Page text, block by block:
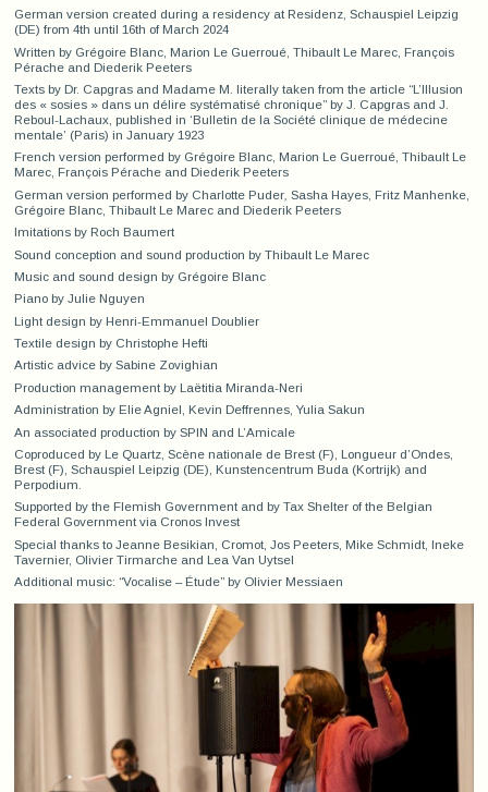
German version created during a residency at Residenz, Schauspiel Leipzig
(DE) from 4th until 16th of March 2024
Written by Grégoire Blanc, Marion Le Guerroué, Thibault Le Marec, François
Pérache and Diederik Peeters
Texts by Dr. Capgras and Madame M. literally taken from the article “L’Illusion
des « sosies » dans un délire systématisé chronique” by J. Capgras and J.
Reboul-Lachaux, published in ‘Bulletin de la Société clinique de médecine
mentale’ (Paris) in January 1923
French version performed by Grégoire Blanc, Marion Le Guerroué, Thibault Le
Marec, François Pérache and Diederik Peeters
German version performed by Charlotte Puder, Sasha Hayes, Fritz Manhenke,
Grégoire Blanc, Thibault Le Marec and Diederik Peeters
Imitations by Roch Baumert
Sound conception and sound production by Thibault Le Marec
Music and sound design by Grégoire Blanc
Piano by Julie Nguyen
Light design by Henri-Emmanuel Doublier
Textile design by Christophe Hefti
Artistic advice by Sabine Zovighian
Production management by Laëtitia Miranda-Neri
Administration by Elie Agniel, Kevin Deffrennes, Yulia Sakun
An associated production by SPIN and L’Amicale
Coproduced by Le Quartz, Scène nationale de Brest (F), Longueur d’Ondes,
Brest (F), Schauspiel Leipzig (DE), Kunstencentrum Buda (Kortrijk) and
Perpodium.
Supported by the Flemish Government and by Tax Shelter of the Belgian
Federal Government via Cronos Invest
Special thanks to Jeanne Besikian, Cromot, Jos Peeters, Mike Schmidt, Ineke
Tavernier, Olivier Tirmarche and Lea Van Uytsel
Additional music: “Vocalise – Étude” by Olivier Messiaen